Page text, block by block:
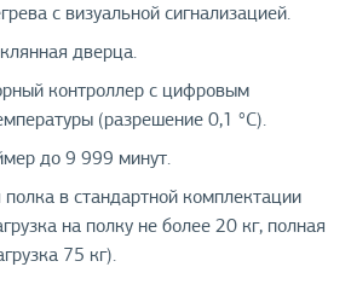
с визуальной сигнализацией.
дверца.
контроллер с цифровым
(разрешение 0,1 °С).
до 9 999 минут.
в стандартной комплектации
на полку не более 20 кг, полная
75 кг).